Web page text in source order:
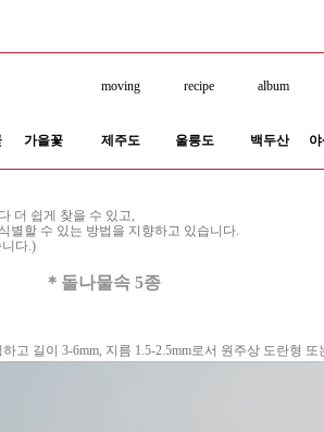
moving recipe album
가을꽃 제주도 울릉도 백두산
더 쉽게 찾을 수 있고,
별할 수 있는 방법을 지향하고 있습니다.
다.)
＊돌나물속 5종
고 길이 3-6mm, 지름 1.5-2.5mm로서 원주상 도란형